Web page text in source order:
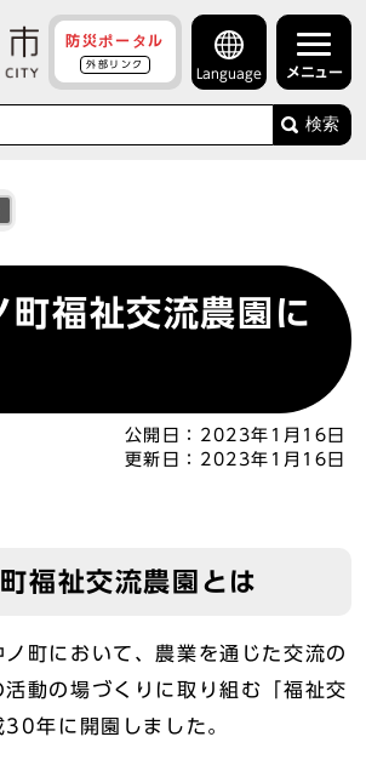
防災ポータル
外部リンク
Language メニュー
検索
町福祉交流農園に
公開日： 2023年1月16日
更新日： 2023年1月16日
福祉交流農園とは
町において、農業を通じた交流の
動の場づくりに取り組む「福祉交
年に開園しました。